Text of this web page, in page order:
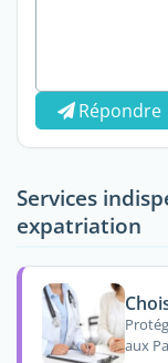
Répondre
Services
expatriation
aux